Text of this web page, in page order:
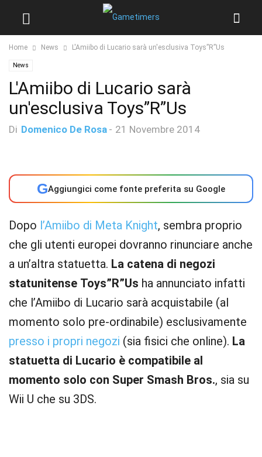
Home News L'Amiibo di Lucario sarà un'esclusiva Toys”R”Us
News
L'Amiibo di Lucario sarà
un'esclusiva Toys”R”Us
Di Domenico De Rosa - 21 Novembre 2014
GAggiungici come fonte preferita su Google
Dopo l’Amiibo di Meta Knight, sembra proprio
che gli utenti europei dovranno rinunciare anche
a un’altra statuetta. La catena di negozi
statunitense Toys”R”Us ha annunciato infatti
che l’Amiibo di Lucario sarà acquistabile (al
momento solo pre-ordinabile) esclusivamente
presso i propri negozi (sia fisici che online). La
statuetta di Lucario è compatibile al
momento solo con Super Smash Bros., sia su
Wii U che su 3DS.